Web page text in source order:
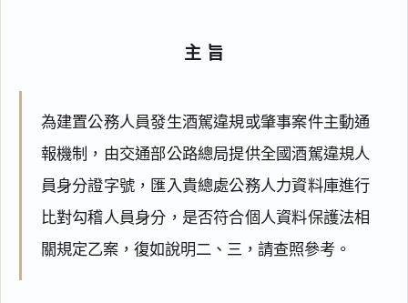
主旨
為建置公務人員發生酒駕違規或肇事案件主動通
報機制，由交通部公路總局提供全國酒駕違規人
員身分證字號，匯入貴總處公務人力資料庫進行
比對勾稽人員身分，是否符合個人資料保護法相
關規定乙案，復如說明二、三，請查照參考。